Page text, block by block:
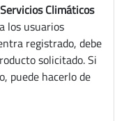
Climáticos
los usuarios
registrado, debe
solicitado. Si
puede hacerlo de